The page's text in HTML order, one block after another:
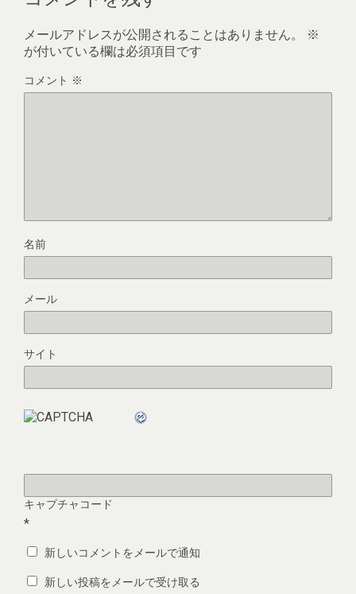
メールアドレスが公開されることはありません。
※
が付いている欄は必須項目です
コメント ※
名前
メール
サイト
キャプチャコード
*
新しいコメントをメールで通知
新しい投稿をメールで受け取る